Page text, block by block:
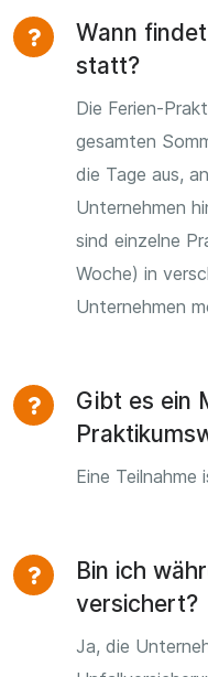
Wann
statt?
Die Ferien-
gesamten
die Tage aus,
Unternehmen
sind einzelne
Woche) in
Unternehmen
Gibt es ein
Eine Teilnahme
Bin ich
versichert?
Ja, die